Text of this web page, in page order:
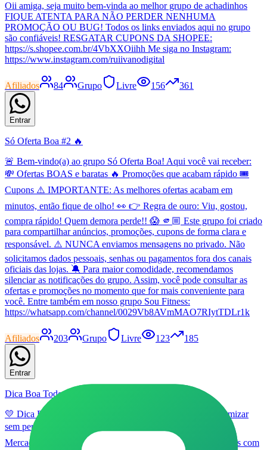
Oii amiga, seja muito bem-vinda ao melhor grupo de achadinhos
FIQUE ATENTA PARA NÃO PERDER NENHUMA
PROMOÇÃO OU BUG! Todos os links enviados aqui no grupo
são confiáveis! RESGATAR CUPONS DA SHOPEE:
https://s.shopee.com.br/4VbXXOiihh Me siga no Instagram:
https://www.instagram.com/ruiivanodigital
Afiliados 84 Grupo Livre 156 361
Entrar
Só Oferta Boa #2 🔥
🚨 Bem-vindo(a) ao grupo Só Oferta Boa! Aqui você vai receber:
💸 Ofertas BOAS e baratas 🔥 Promoções que acabam rápido 🎟️
Cupons ⚠️ IMPORTANTE: As melhores ofertas acabam em
minutos, então fique de olho! 👀 👉 Regra de ouro: Viu, gostou,
compra rápido! Quem demora perde!! 😱 🫵🏼 Este grupo foi criado
para compartilhar anúncios, promoções, cupons de forma clara e
responsável. ⚠️ NUNCA enviamos mensagens no privado. Não
solicitamos dados pessoais, senhas ou pagamentos fora dos canais
oficiais das lojas. 🔕 Para maior comodidade, recomendamos
silenciar as notificações do grupo. Assim, você pode consultar as
ofertas e promoções no momento que for mais conveniente para
você. Entre também em nosso grupo Sou Fitness:
https://whatsapp.com/channel/0029Vb8AVmMAO7RIytTDLr1k
Afiliados 203 Grupo Livre 123 185
Entrar
Dica Boa Todo Dia | Ofertas
💛 Dica Boa Todo Dia Grupo criado para quem ama economizar
sem perder tempo procurando ofertas. 📦 Amazon | Shopee |
Mercado Livre 🔥 Promoções verificadas diariamente 💰 Links com